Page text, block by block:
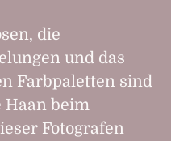
die
und das
Farbpaletten sind
Haan beim
Fotografen